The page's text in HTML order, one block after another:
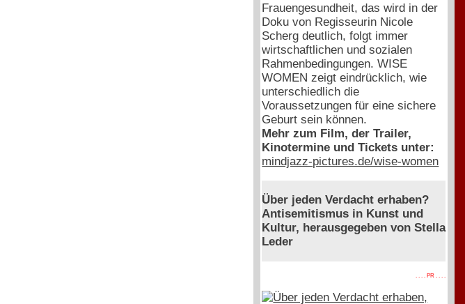
Frauengesundheit, das wird in der
Doku von Regisseurin Nicole
Scherg deutlich, folgt immer
wirtschaftlichen und sozialen
Rahmenbedingungen. WISE
WOMEN zeigt eindrücklich, wie
unterschiedlich die
Voraussetzungen für eine sichere
Geburt sein können.
Mehr zum Film, der Trailer,
Kinotermine und Tickets unter:
mindjazz-pictures.de/wise-women
Über jeden Verdacht erhaben?
Antisemitismus in Kunst und
Kultur, herausgegeben von Stella
Leder
. . . . PR . . . .